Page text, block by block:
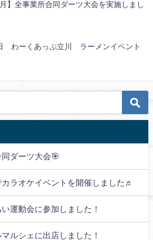
月】全事業所合同ダーツ大会を実施しまし
わーくあっぷ立川 ラーメンイベント
ダーツ大会🎯
ラオケイベントを開催しました♬
運動会に参加しました！
ルシェに出店しました！